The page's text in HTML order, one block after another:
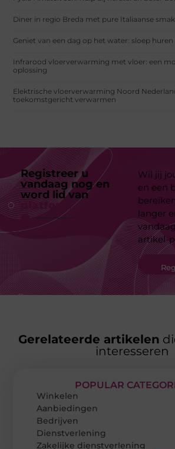
Diner in regio Breda met pure Italiaanse
Geniet van een dag op het water: sloep huren
Infrarood vloerverwarming met vloer: een
oplossing
Elektrische vloerverwarming Noord
toekomstgericht verwarmen
Registreer u
vandaag nog en
word lid van
platform
Wil jij
en een
langer
artikel-
Gerelateerde artikelen
interesseren
POPULAR
Winkelen
Aanbiedingen
Bedrijven
Dienstverlening
Zakelijke dienstverlening